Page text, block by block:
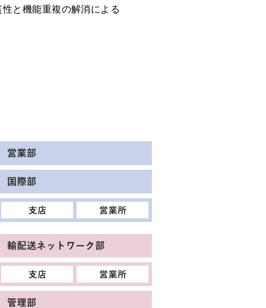
と機能重複の解消による